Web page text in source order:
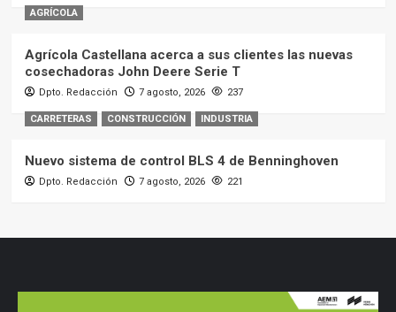
AGRÍCOLA
Agrícola Castellana acerca a sus clientes las nuevas
cosechadoras John Deere Serie T
Dpto. Redacción 7 agosto, 2026 237
CARRETERAS CONSTRUCCIÓN INDUSTRIA
Nuevo sistema de control BLS 4 de Benninghoven
Dpto. Redacción 7 agosto, 2026 221